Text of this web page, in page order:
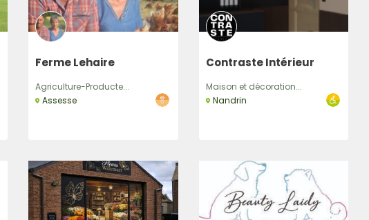
Ferme Lehaire
Agriculture-Producte...
Assesse
Contraste Intérieur
Maison et décoration...
Nandrin